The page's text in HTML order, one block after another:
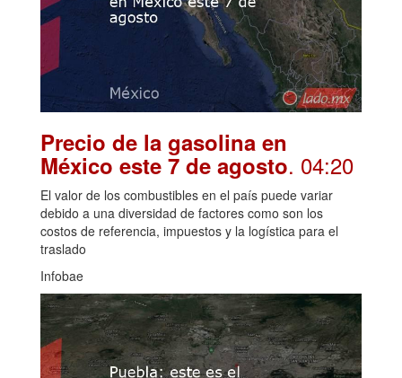
Precio de la gasolina en
México este 7 de agosto. 04:20
El valor de los combustibles en el país puede variar
debido a una diversidad de factores como son los
costos de referencia, impuestos y la logística para el
traslado
Infobae